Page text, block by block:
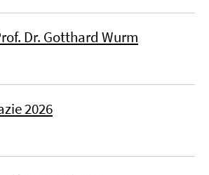
Dr. Gotthard Wurm
2026